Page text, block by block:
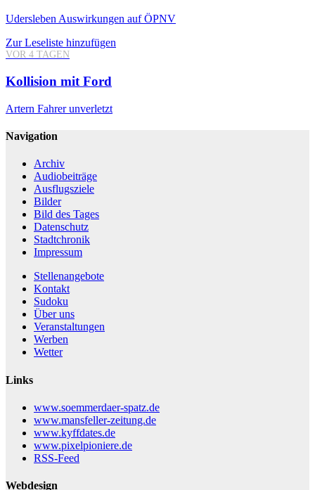
Udersleben Auswirkungen auf ÖPNV
Zur Leseliste hinzufügen
VOR 4 TAGEN
Kollision mit Ford
Artern Fahrer unverletzt
Navigation
Archiv
Audiobeiträge
Ausflugsziele
Bilder
Bild des Tages
Datenschutz
Stadtchronik
Impressum
Stellenangebote
Kontakt
Sudoku
Über uns
Veranstaltungen
Werben
Wetter
Links
www.soemmerdaer-spatz.de
www.mansfeller-zeitung.de
www.kyffdates.de
www.pixelpioniere.de
RSS-Feed
Webdesign